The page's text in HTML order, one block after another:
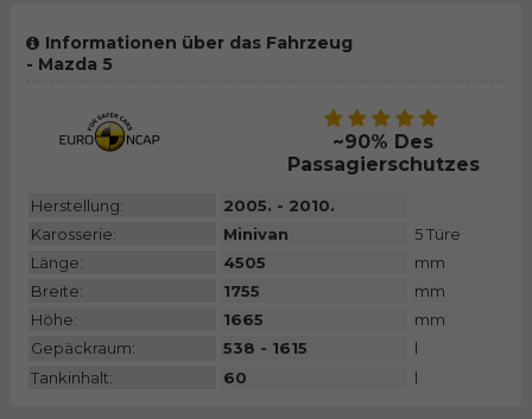
Informationen über das Fahrzeug
- Mazda 5
~90% Des
Passagierschutzes
Herstellung:
2005. - 2010.
Karosserie:
Minivan
5 Türe
Länge:
4505
mm
Breite:
1755
mm
Höhe:
1665
mm
Gepäckraum:
538 - 1615
l
Tankinhalt:
60 l